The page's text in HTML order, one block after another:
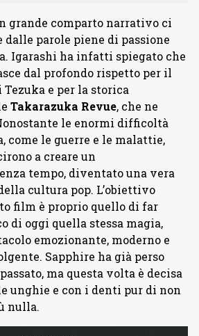
grande comparto narrativo ci
dalle parole piene di passione
Igarashi ha infatti spiegato che
dal profondo rispetto per il
e per la storica
Takarazuka Revue, che ne
le enormi difficoltà
come le guerre e le malattie,
a creare un
tempo, diventato una vera
cultura pop. L’obiettivo
film è proprio quello di far
di oggi quella stessa magia,
emozionante, moderno e
Sapphire ha già perso
ma questa volta è decisa
unghie e con i denti pur di non
nulla.